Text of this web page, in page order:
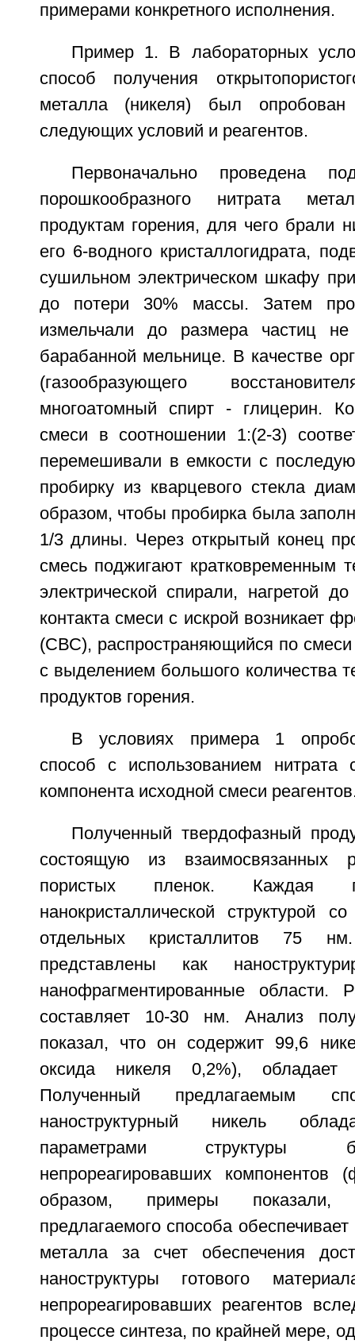
примерами конкретного исполнения.
Пример 1. В лабораторных
способ получения
металла (никеля) был опробован
следующих условий и реагентов.
Первоначально проведена
порошкообразного нитрата
продуктам горения, для чего брали
его 6-водного кристаллогидрата,
сушильном электрическом шкафу
до потери 30% массы. Затем
измельчали до размера частиц
барабанной мельнице. В качестве
(газообразующего
многоатомный спирт - глицерин.
смеси в соотношении 1:(2-3)
перемешивали в емкости с
пробирку из кварцевого стекла
образом, чтобы пробирка была
1/3 длины. Через открытый конец
смесь поджигают кратковременным
электрической спирали, нагретой
контакта смеси с искрой возникает
(СВС), распространяющийся по
с выделением большого количества
продуктов горения.
В условиях примера 1
способ с использованием нитрата
компонента исходной смеси
Полученный твердофазный
состоящую из взаимосвязанных
пористых пленок. Каждая
нанокристаллической структурой
отдельных кристаллитов 75
представлены как
нанофрагментированные области.
составляет 10-30 нм. Анализ
показал, что он содержит 99,6
оксида никеля 0,2%), обладает
Полученный предлагаемым
наноструктурный никель
параметрами структуры
непрореагировавших компонентов
образом, примеры показали,
предлагаемого способа
металла за счет обеспечения
наноструктуры готового
непрореагировавших реагентов
процессе синтеза, по крайней мере,